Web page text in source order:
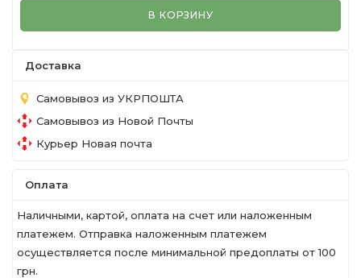
В КОРЗИНУ
Доставка
Самовывоз из УКРПОШТА
Самовывоз из Новой Почты
Курьер Новая почта
Оплата
Наличными, картой, оплата на счет или наложенным
платежем. Отправка наложенным платежем
осуществляется после минимальной предоплаты от 100
грн.